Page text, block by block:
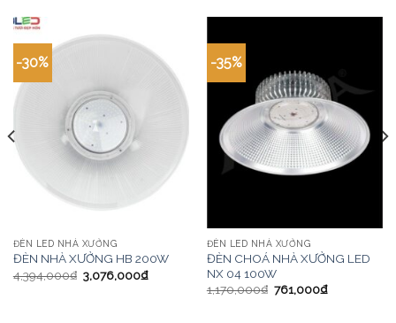
-30%
ĐÈN LED NHÀ XƯỞNG
ĐÈN NHÀ XƯỞNG HB 200W
4,394,000₫ 3,076,000₫
-35%
ĐÈN LED NHÀ XƯỞNG
ĐÈN CHOÁ NHÀ XƯỞNG LED
NX 04 100W
1,170,000₫ 761,000₫